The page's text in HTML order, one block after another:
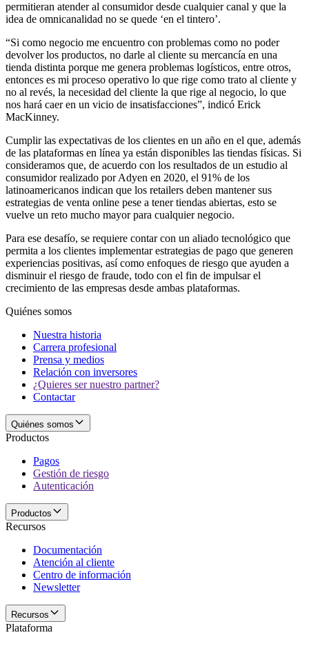
permitieran atender al consumidor desde cualquier canal y que la
idea de omnicanalidad no se quede ‘en el tintero’.
“Si como negocio me encuentro con problemas como no poder
devolver los productos, no darle al cliente su mercancía en una
tienda distinta porque me genera problemas logísticos, entre otros,
entonces es mi proceso operativo lo que rige como trato al cliente y
no al revés, la necesidad del cliente la que rige al negocio, lo que
nos hará caer en un vicio de insatisfacciones”, indicó Erick
MacKinney.
Cumplir las expectativas de los clientes en un año en el que, además
de las plataformas en línea ya están disponibles las tiendas físicas. Si
consideramos que, de acuerdo con los resultados de un estudio al
consumidor realizado por Adyen en 2020, el 91% de los
latinoamericanos indican que los retailers deben mantener sus
estrategias de venta online pese a tener tiendas abiertas, esto se
vuelve un reto mucho mayor para cualquier negocio.
Para ese desafío, se requiere contar con un aliado tecnológico que
permita a los clientes implementar estrategias de pago que generen
experiencias positivas, así como enfoques de riesgo que ayuden a
disminuir el riesgo de fraude, todo con el fin de impulsar el
crecimiento de las empresas desde ambas plataformas.
Quiénes somos
Nuestra historia
Carrera profesional
Prensa y medios
Relación con inversores
¿Quieres ser nuestro partner?
Contactar
Quiénes somos
Productos
Pagos
Gestión de riesgo
Autenticación
Productos
Recursos
Documentación
Atención al cliente
Centro de información
Newsletter
Recursos
Plataforma